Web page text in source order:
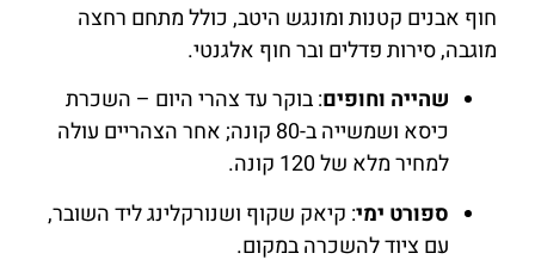
חוף אבנים קטנות ומונגש היטב, כולל מתחם רחצה
מוגבה, סירות פדלים ובר חוף אלגנטי.
שהייה וחופים: בוקר עד צהרי היום – השכרת
כיסא ושמשייה ב-80 קונה; אחר הצהריים עולה
למחיר מלא של 120 קונה.
ספורט ימי: קיאק שקוף ושנורקלינג ליד השובר,
עם ציוד להשכרה במקום.